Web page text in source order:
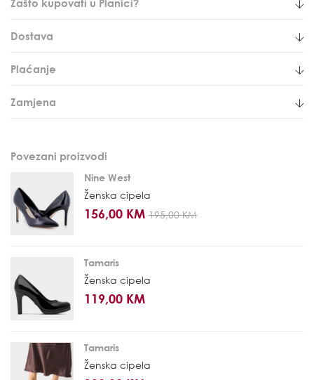
Zašto kupovati u Planici?
Dostava
Plaćanje
Zamjena
Povezani proizvodi
Nine West
Ženska cipela
156,00 KM 195,00 KM
Tamaris
Ženska cipela
119,00 KM
Tamaris
Ženska cipela